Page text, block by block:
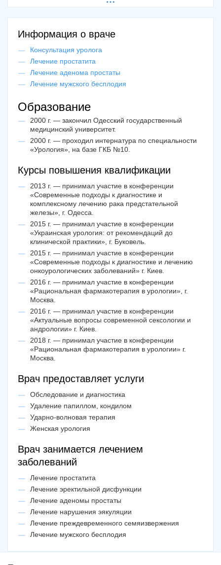
Хочу поблагодарит Евгения Леонидовича за его
опытный доктор.
Оцените врача по 10-и бальной шкале
(отметка "10" является самой высокой оценкой)
1 2 3 4
*Указывайте номер, с которого вы записывались через наш сервис
* На порталеlikarni.com публикуются отзывы только тех
клиентов, которые были записаны через наш сервис.
Информация о враче
Консультация уролога
Лечение простатита
Лечение аденома простаты
Лечение мужского бесплодия
Образование
2000 г. — закончил Одесский государственный
медицинский университет.
2000 г. — проходил интернатура по специальности
«Урология», на базе ГКБ №10.
Курсы повышения квалификации
2013 г. — принимал участие в конференции
«Современные подходы к диагностике и
комплексному лечению рака предстательной
железы», г. Одесса.
2015 г. — принимал участие в конференции
«Украинская урология: от рекомендаций до
клинической практики», г. Буковель.
2015 г. — принимал участие в конференции
«Современные подходы к диагностике и лечению
онкоурологических заболеваний» г. Киев.
2016 г. — принимал участие в конференции
«Рациональная фармакотерапия в урологии», г.
Москва.
2016 г. — принимал участие в конференции
«Актуальные вопросы современной сексологии и
андрологии» г. Киев.
2018 г. — принимал участие в конференции
«Рациональная фармакотерапия в урологии» г.
Москва.
Врач предоставляет услуги
Обследование и диагностика
Удаление папиллом, кондилом
Ударно-волновая терапия
Женская урология
Врач занимается лечением
заболеваний
Лечение простатита
Лечение эректильной дисфункции
Лечение аденомы простаты
Лечение нарушения эякуляции
Лечение преждевременного семяизвержения
Лечение мужского бесплодия